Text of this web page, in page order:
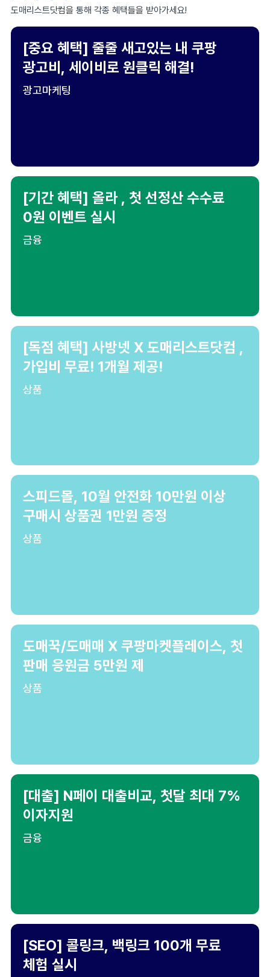
도매리스트닷컴을 통해 각종 혜택들을 받아가세요!
[중요 혜택] 줄줄 새고있는 내 쿠팡
광고비, 세이비로 원클릭 해결!
광고마케팅
[기간 혜택] 올라 , 첫 선정산 수수료
0원 이벤트 실시
금융
[독점 혜택] 사방넷 X 도매리스트닷컴 ,
가입비 무료! 1개월 제공!
상품
스피드몰, 10월 안전화 10만원 이상
구매시 상품권 1만원 증정
상품
도매꾹/도매매 X 쿠팡마켓플레이스, 첫
판매 응원금 5만원 제
상품
[대출] N페이 대출비교, 첫달 최대 7%
이자지원
금융
[SEO] 콜링크, 백링크 100개 무료
체험 실시